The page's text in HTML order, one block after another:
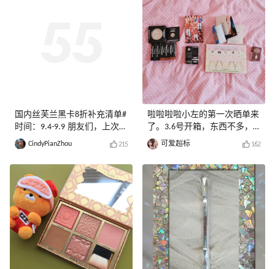
国内丝芙兰黑卡8折补充清单#
时间：9.4-9.9 朋友们，上次忘
记俩好物呀！！！ 🌟3CE口红
套盒 💰150，只要30一支的
3CE不香嘛！这一套是南瓜色
系的，如果有集美感兴趣，我
这两天可以给大家出个试色
鸭！！！自从我3年前买了
MAC的迷你口红套装（chili,
ruby woo和twig），我就体会
到了口红套盒的无穷魅
力！！！特别是我买它的时候
chili和ruby woo还不算🔥，然
CindyPianZhou 215
啦啦啦啦小左的第一次晒单来
了。3.6号开箱，东西不多，
但各各都是心头所爱。MAC虽
然不是第一次下单了，但是这
次活动还是不错的，全场75-
25，大概65折，还额外赠送一
直麻辣鸡丝口红，很给力有没
有，所以新来的小伙伴多多关
注55的活动呀，跟55有肉
吃！！！ 剩下的纪梵希和贝
玲妃面部彩妆盘购于丝芙兰～
纪梵希n37必须要入手呀，红
丝绒外科真的是太美了，整体
可爱超标 162